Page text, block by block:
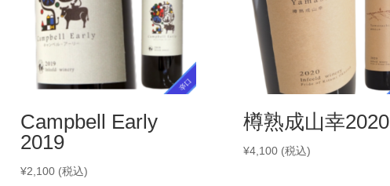
Campbell Early
2019
¥2,100 (税込)
樽熟成山幸2020
¥4,100 (税込)